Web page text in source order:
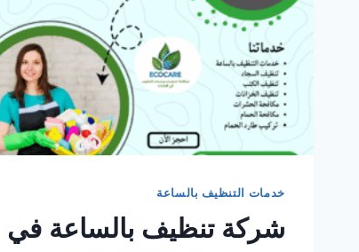
خدمات التنظيف بالساعة
شركة تنظيف بالساعة في